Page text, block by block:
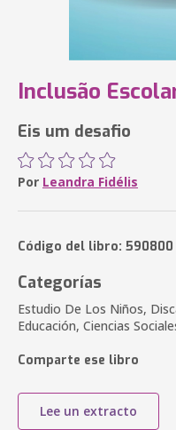
Inclusão
Eis um desafio
Por Leandra Fidélis
Código del libro: 590800
Categorías
Estudio De Los Niños,
Educación, Ciencias
Comparte ese libro
Lee un extracto